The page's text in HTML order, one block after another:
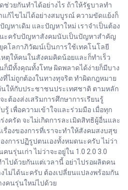
วยกันทำได้อย่างไร ถ้าให้รัฐบาลทำ
าแก้ไขไม่ได้อย่างสมบูรณ์ ความขัดแย้งก็
ญหาเดิม และปัญหาใหม่ เราจำเป็นต้อง
ะครับปัญหาสังคมนับเป็นปัญหาสำคัญ
คโลกาภิวัฒน์เป็นการใช้เทคโนโลยี
ตุให้คนในสังคมคิดน้อยและก็ทำเร็ว
ก็มีทั้งคุณทั้งโทษ ผิดพลาดได้ง่ายก็มีบาง
ไม่ถูกต้องในทางทุจริต ทำผิดกฎหมาย
นให้กับประชาชนประเทศชาติ ตามหลัก
ต้องส่งเสริมการศึกษาการเรียนรู้
เพื่อความเข้าใจและร่วมมือ เมื่อทุก
ครัด จะไม่เกิดการละเมิดสิทธิผู้อื่นและ
รื่องของการที่เราจะทำให้สังคมสงบสุข
การปฏิรูปตนเองทั้งหมดนะครับ ไม่ว่า
นรุ่นเก่า ไม่ว่าจะอยู่ใน 1.0 2.0 3.0
ไปด้วยกันแต่เวลานี้ อย่าไปรอผลิตคน
ไม่ได้นะครับ ต้องเปลี่ยนแปลงพร้อมกัน
คนรุ่นใหม่ไปด้วย